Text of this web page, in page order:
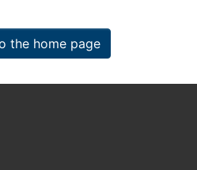
the home page